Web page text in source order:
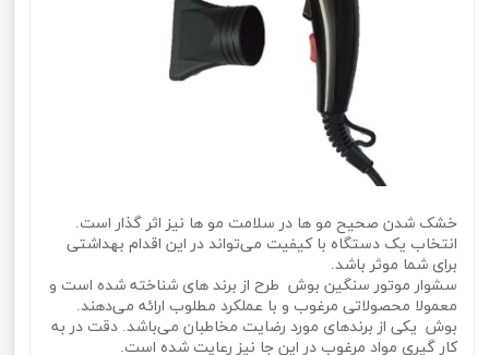
خشک شدن صحیح مو ها در سلامت مو ها نیز اثر گذار است.
انتخاب یک دستگاه با کیفیت می‌تواند در این اقدام بهداشتی
برای شما موثر باشد.
سشوار موتور سنگین بوش طرح از برند های شناخته شده است و
معمولا محصولاتی مرغوب و با عملکرد مطلوب ارائه می‌دهند.
بوش یکی از برندهای مورد رضایت مخاطبان می‌باشد. دقت در به
کار گیری مواد مرغوب در این جا نیز رعایت شده است.